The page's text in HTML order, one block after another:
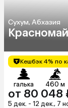
Сухум, Абхазия
Кешбэк 4% по
галька 460 м
от 80 048
5 дек. - 12 дек., 7